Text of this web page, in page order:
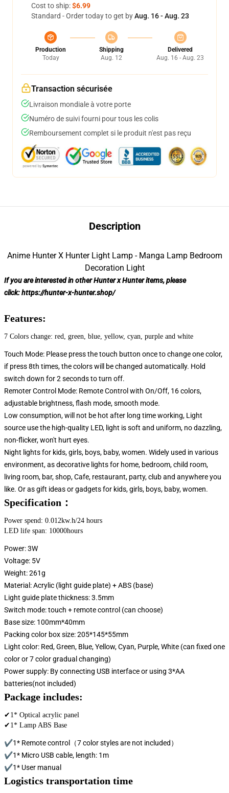
Cost to ship:$6.99
Standard - Order today to get byAug. 16 - Aug. 23
Production
Today
Shipping
Aug. 12
Delivered
Aug. 16 - Aug. 23
Transaction sécurisée
Livraison mondiale à votre porte
Numéro de suivi fourni pour tous les colis
Remboursement complet si le produit n'est pas reçu
Description
Anime Hunter X Hunter Light Lamp - Manga Lamp Bedroom
Decoration Light
If you are interested in other Hunter x Hunter items, please
click:https://hunter-x-hunter.shop/
Features:
7 Colors change: red, green, blue, yellow, cyan, purple and white
Touch Mode: Please press the touch button once to change one color,
if press 8th times, the colors will be changed automatically. Hold
switch down for 2 seconds to turn off.
Remoter Control Mode: Remote Control with On/Off, 16 colors,
adjustable brightness, flash mode, smooth mode.
Low consumption, will not be hot after long time working, Light
source use the high-quality LED, light is soft and uniform, no dazzling,
non-flicker, won't hurt eyes.
Night lights for kids, girls, boys, baby, women. Widely used in various
environment, as decorative lights for home, bedroom, child room,
living room, bar, shop, Cafe, restaurant, party, club and anywhere you
like. Or as gift ideas or gadgets for kids, girls, boys, baby, women.
Specification：
Power spend: 0.012kw.h/24 hours
LED life span: 10000hours
Power: 3W
Voltage: 5V
Weight: 261g
Material: Acrylic (light guide plate) + ABS (base)
Light guide plate thickness: 3.5mm
Switch mode: touch + remote control (can choose)
Base size: 100mm*40mm
Packing color box size: 205*145*55mm
Light color: Red, Green, Blue, Yellow, Cyan, Purple, White (can fixed one
color or 7 color gradual changing)
Power supply: By connecting USB interface or using 3*AA
batteries(not included)
Package includes:
✔1* Optical acrylic panel
✔1* Lamp ABS Base
✔1* Remote control（7 color styles are not included）
✔1* Micro USB cable, length: 1m
✔1* User manual
Logistics transportation time